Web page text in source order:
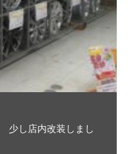
少し店内改装しまし